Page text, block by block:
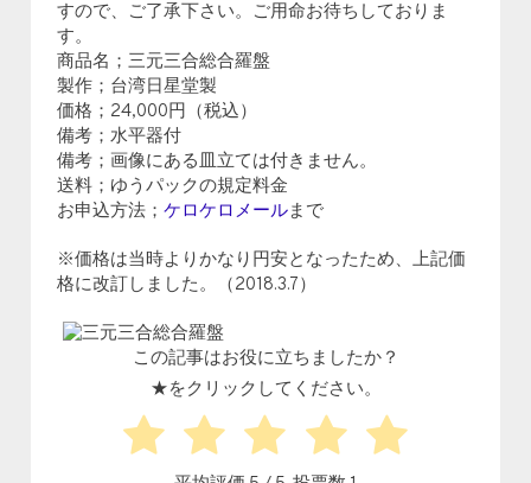
すので、ご了承下さい。ご用命お待ちしておりま
す。
商品名；三元三合総合羅盤
製作；台湾日星堂製
価格；24,000円（税込）
備考；水平器付
備考；画像にある皿立ては付きません。
送料；ゆうパックの規定料金
お申込方法；ケロケロメールまで
※価格は当時よりかなり円安となったため、上記価
格に改訂しました。（2018.3.7）
この記事はお役に立ちましたか？
★をクリックしてください。